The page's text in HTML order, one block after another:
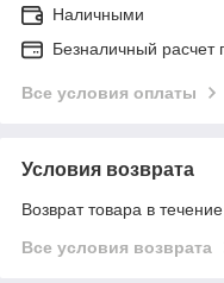
Наличными
Безналичный расчет
Все условия оплаты
Условия возврата
Возврат товара в
Все условия возврата